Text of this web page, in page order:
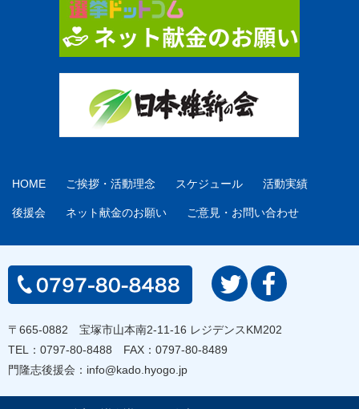
HOME ご挨拶・活動理念 スケジュール 活動実績
後援会 ネット献金のお願い ご意見・お問い合わせ
〒665-0882 宝塚市山本南2-11-16 レジデンスKM202
TEL： 0797-80-8488 FAX：0797-80-8489
門隆志後援会： info@kado.hyogo.jp